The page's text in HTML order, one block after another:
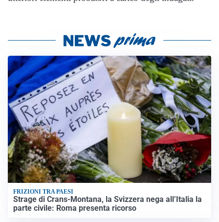
FRIZIONI TRA PAESI
Strage di Crans-Montana, la Svizzera nega all’Italia la
parte civile: Roma presenta ricorso